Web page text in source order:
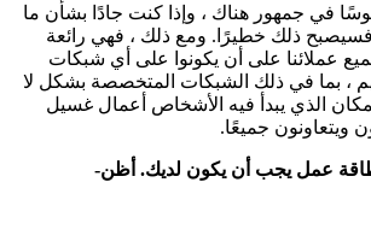
في جمهور هناك ، وإذا كنت جادًا بشأن ما
فسيصبح ذلك خطيرًا. ومع ذلك ، فهي رائعة
عملائنا على أن يكونوا على أي شبكات
، بما في ذلك الشبكات المتخصصة بشكل لا
الذي يبدأ فيه الأشخاص أعمال غسيل
ويتعاونون جميعًا.
عمل يجب أن يكون لديك. أظن-